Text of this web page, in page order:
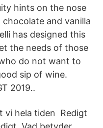
hints on the nose
and vanilla
has designed this
the needs of those
do not want to
sip of wine.
2019..
vi hela tiden Redigt